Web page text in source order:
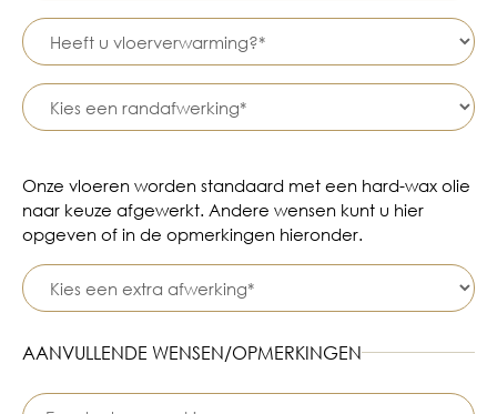
Onze vloeren worden standaard met een hard-wax olie
naar keuze afgewerkt. Andere wensen kunt u hier
opgeven of in de opmerkingen hieronder.
AANVULLENDE WENSEN/OPMERKINGEN